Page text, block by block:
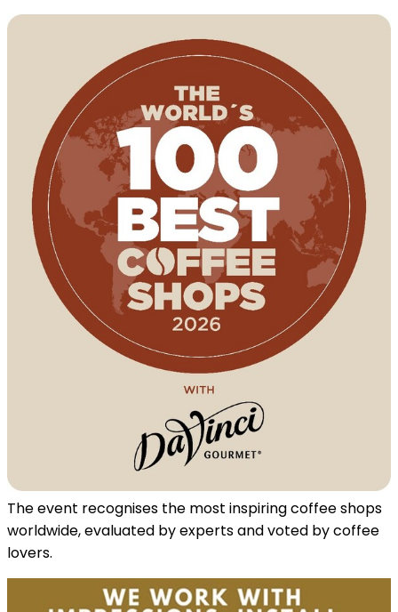
The event recognises the most inspiring coffee shops
worldwide, evaluated by experts and voted by coffee
lovers.